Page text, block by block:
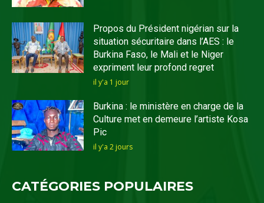
Propos du Président nigérian sur la
situation sécuritaire dans l’AES : le
Burkina Faso, le Mali et le Niger
expriment leur profond regret
il y'a 1 jour
Burkina : le ministère en charge de la
Culture met en demeure l’artiste Kosa
Pic
il y'a 2 jours
CATÉGORIES POPULAIRES